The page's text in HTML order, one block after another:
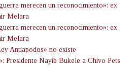
merecen un reconocimiento»: ex
Melara
merecen un reconocimiento»: ex
Melara
Antiapodos» no existe
Presidente Nayib Bukele a Chivo Pets